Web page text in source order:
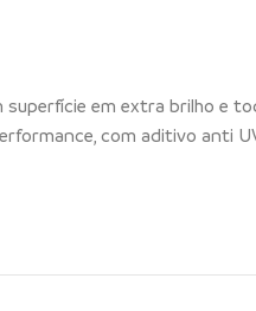
em extra brilho e
com aditivo anti